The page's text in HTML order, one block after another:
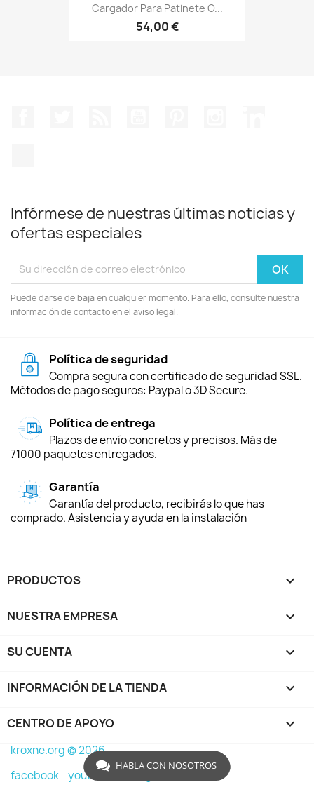
Cargador Para Patinete O...
54,00 €
Infórmese de nuestras últimas noticias y
ofertas especiales
Puede darse de baja en cualquier momento. Para ello, consulte nuestra
información de contacto en el aviso legal.
Política de seguridad
Compra segura con certificado de seguridad SSL.
Métodos de pago seguros: Paypal o 3D Secure.
Política de entrega
Plazos de envío concretos y precisos. Más de
71000 paquetes entregados.
Garantía
Garantía del producto, recibirás lo que has
comprado. Asistencia y ayuda en la instalación
PRODUCTOS 
NUESTRA EMPRESA 
SU CUENTA 
INFORMACIÓN DE LA TIENDA keyboard_arrow_down
CENTRO DE APOYO 
kroxne.org © 2026
facebook -youtube -
HABLA CON NOSOTROS